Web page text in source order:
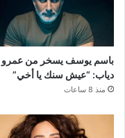
باسم يوسف يسخر من عمرو
دياب: “عيش سنك يا أخي”
منذ 8 ساعات